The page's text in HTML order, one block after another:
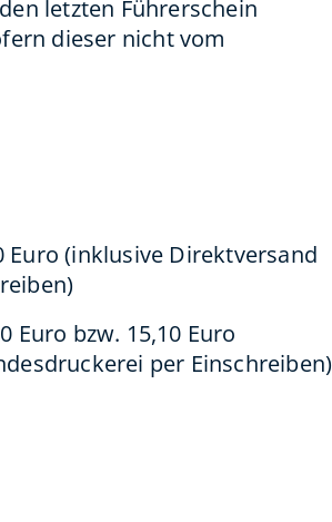
letzten Führerschein
dieser nicht vom
(inklusive Direktversand
Euro bzw. 15,10 Euro
per Einschreiben)